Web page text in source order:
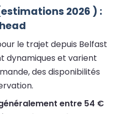
2026 ) :
le trajet depuis Belfast
dynamiques et varient
des disponibilités
entre 54 €